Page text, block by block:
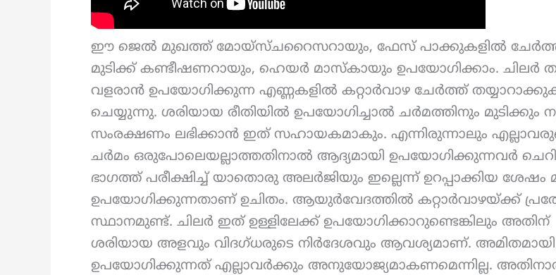
ഈ ജെൽ മുഖത്ത് മോയ്സ്ചറൈസറായും, ഫേസ് പാക്കുകളിൽ
മുടിക്ക് കണ്ടീഷണറായും, ഹെയർ മാസ്കായും ഉപയോഗിക്കാം. ചിലർ
വളരാൻ ഉപയോഗിക്കുന്ന എണ്ണകളിൽ കറ്റാർവാഴ ചേർത്ത്
ചെയ്യുന്നു. ശരിയായ രീതിയിൽ ഉപയോഗിച്ചാൽ ചർമത്തിനും മുടിക്കും
സംരക്ഷണം ലഭിക്കാൻ ഇത് സഹായകമാകും. എന്നിരുന്നാലും
ചർമം ഒരുപോലെയല്ലാത്തതിനാൽ ആദ്യമായി ഉപയോഗിക്കുന്നവർ
ഭാഗത്ത് പരീക്ഷിച്ച് യാതൊരു അലർജിയും ഇല്ലെന്ന് ഉറപ്പാക്കിയ ശേഷം
ഉപയോഗിക്കുന്നതാണ് ഉചിതം. ആയുർവേദത്തിൽ കറ്റാർവാഴയ്ക്ക്
സ്ഥാനമുണ്ട്. ചിലർ ഇത് ഉള്ളിലേക്ക് ഉപയോഗിക്കാറുണ്ടെങ്കിലും അതിന്
ശരിയായ അളവും വിദഗ്ധരുടെ നിർദേശവും ആവശ്യമാണ്. അമിതമായി
ഉപയോഗിക്കുന്നത് എല്ലാവർക്കും അനുയോജ്യമാകണമെന്നില്ല.